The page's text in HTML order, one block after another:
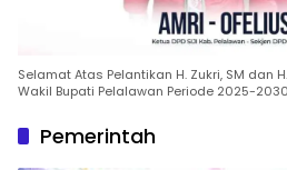
Selamat Atas Pelantikan H. Zukri, SM dan
Wakil Bupati Pelalawan Periode 2025-2030
Pemerintah